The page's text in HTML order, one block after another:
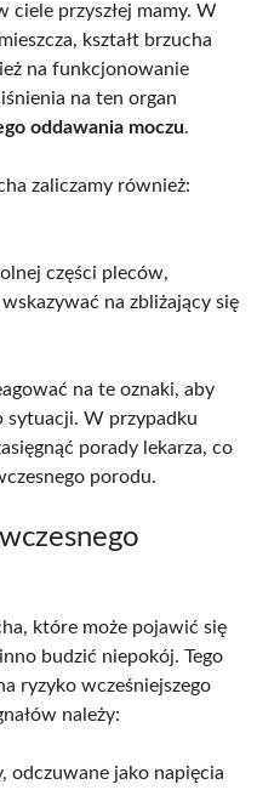
ciele przyszłej mamy. W
kształt brzucha
na funkcjonowanie
na ten organ
oddawania moczu.
zaliczamy również:
części pleców,
na zbliżający się
na te oznaki, aby
sytuacji. W przypadku
porady lekarza, co
porodu.
które może pojawić się
budzić niepokój. Tego
ryzyko wcześniejszego
należy:
odczuwane jako napięcia